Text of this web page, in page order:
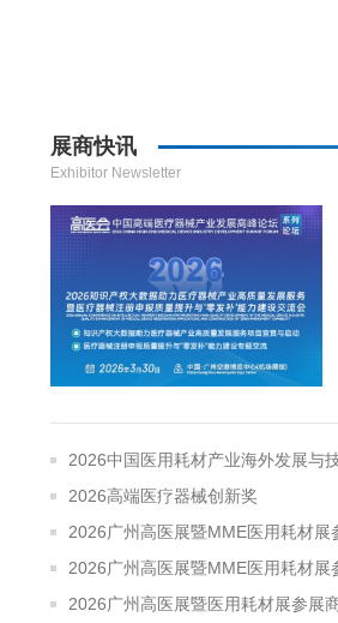
展商快讯
Exhibitor Newsletter
2026中国医用耗材产业海外发展与
2026高端医疗器械创新奖
2026广州高医展暨MME医用耗材
2026广州高医展暨MME医用耗材
2026广州高医展暨医用耗材展参展